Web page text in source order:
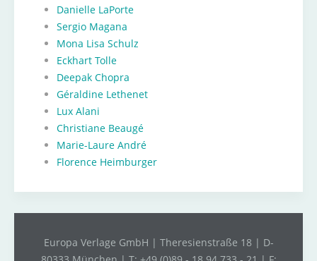
Danielle LaPorte
Sergio Magana
Mona Lisa Schulz
Eckhart Tolle
Deepak Chopra
Géraldine Lethenet
Lux Alani
Christiane Beaugé
Marie-Laure André
Florence Heimburger
Europa Verlage GmbH | Theresienstraße 18 | D-